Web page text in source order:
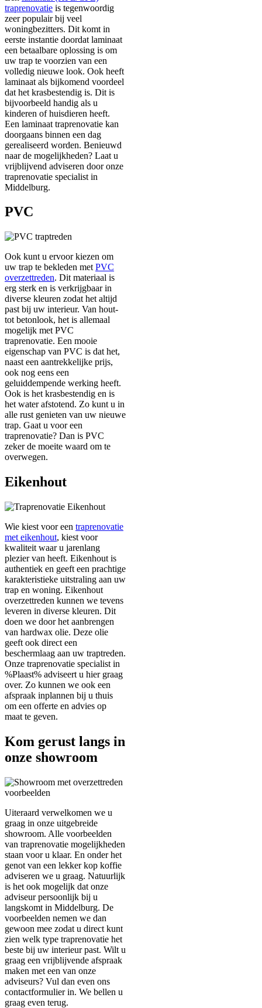
traprenovatie is tegenwoordig
zeer populair bij veel
woningbezitters. Dit komt in
eerste instantie doordat laminaat
een betaalbare oplossing is om
uw trap te voorzien van een
volledig nieuwe look. Ook heeft
laminaat als bijkomend voordeel
dat het krasbestendig is. Dit is
bijvoorbeeld handig als u
kinderen of huisdieren heeft.
Een laminaat traprenovatie kan
doorgaans binnen een dag
gerealiseerd worden. Benieuwd
naar de mogelijkheden? Laat u
vrijblijvend adviseren door onze
traprenovatie specialist in
Middelburg.
PVC
Ook kunt u ervoor kiezen om
uw trap te bekleden met PVC
overzettreden. Dit materiaal is
erg sterk en is verkrijgbaar in
diverse kleuren zodat het altijd
past bij uw interieur. Van hout-
tot betonlook, het is allemaal
mogelijk met PVC
traprenovatie. Een mooie
eigenschap van PVC is dat het,
naast een aantrekkelijke prijs,
ook nog eens een
geluiddempende werking heeft.
Ook is het krasbestendig en is
het water afstotend. Zo kunt u in
alle rust genieten van uw nieuwe
trap. Gaat u voor een
traprenovatie? Dan is PVC
zeker de moeite waard om te
overwegen.
Eikenhout
Wie kiest voor een traprenovatie
met eikenhout, kiest voor
kwaliteit waar u jarenlang
plezier van heeft. Eikenhout is
authentiek en geeft een prachtige
karakteristieke uitstraling aan uw
trap en woning. Eikenhout
overzettreden kunnen we tevens
leveren in diverse kleuren. Dit
doen we door het aanbrengen
van hardwax olie. Deze olie
geeft ook direct een
beschermlaag aan uw traptreden.
Onze traprenovatie specialist in
%Plaast% adviseert u hier graag
over. Zo kunnen we ook een
afspraak inplannen bij u thuis
om een offerte en advies op
maat te geven.
Kom gerust langs in
onze showroom
Uiteraard verwelkomen we u
graag in onze uitgebreide
showroom. Alle voorbeelden
van traprenovatie mogelijkheden
staan voor u klaar. En onder het
genot van een lekker kop koffie
adviseren we u graag. Natuurlijk
is het ook mogelijk dat onze
adviseur persoonlijk bij u
langskomt in Middelburg. De
voorbeelden nemen we dan
gewoon mee zodat u direct kunt
zien welk type traprenovatie het
beste bij uw interieur past. Wilt u
graag een vrijblijvende afspraak
maken met een van onze
adviseurs? Vul dan even ons
contactformulier in. We bellen u
graag even terug.